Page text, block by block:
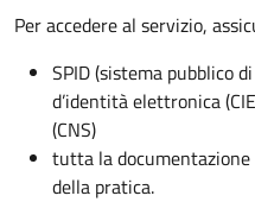
Per accedere al servizio,
SPID (sistema pubblico
d’identità elettronica
(CNS)
tutta la
della pratica.